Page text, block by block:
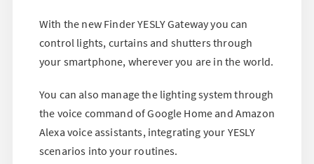
With the new Finder YESLY Gateway you can
control lights, curtains and shutters through
your smartphone, wherever you are in the world.
You can also manage the lighting system through
the voice command of Google Home and Amazon
Alexa voice assistants, integrating your YESLY
scenarios into your routines.